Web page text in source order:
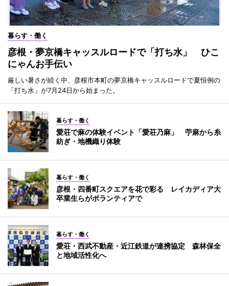
暮らす・働く
彦根・夢京橋キャッスルロードで「打ち水」 ひこ
にゃんお手伝い
厳しい暑さが続く中、彦根市本町の夢京橋キャッスルロードで夏恒例の
「打ち水」が7月24日から始まった。
暮らす・働く
愛荘で麻の体験イベント「愛荘乃麻」 苧麻から糸
紡ぎ・地機織り体験
暮らす・働く
彦根・四番町スクエアを花で彩る レイカディア大
卒業生らがボランティアで
暮らす・働く
愛荘・西武不動産・近江鉄道が連携協定 森林保全
と地域活性化へ